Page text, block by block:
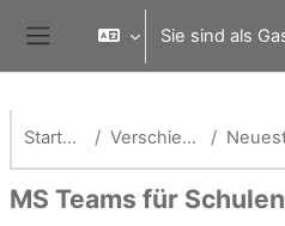
Website-Übersicht
Sie sind als
Startseite Verschiedenes
MS Teams für Schulen